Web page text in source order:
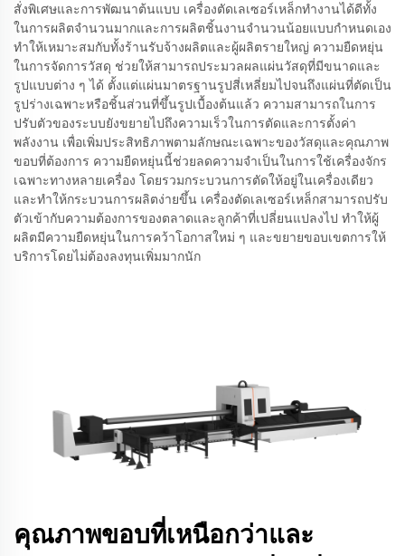
สั่งพิเศษและการพัฒนาต้นแบบ เครื่องตัดเลเซอร์เหล็กทำงานได้ดีทั้ง
ในการผลิตจำนวนมากและการผลิตชิ้นงานจำนวนน้อยแบบกำหนดเอง
ทำให้เหมาะสมกับทั้งร้านรับจ้างผลิตและผู้ผลิตรายใหญ่ ความยืดหยุ่น
ในการจัดการวัสดุ ช่วยให้สามารถประมวลผลแผ่นวัสดุที่มีขนาดและ
รูปแบบต่าง ๆ ได้ ตั้งแต่แผ่นมาตรฐานรูปสี่เหลี่ยมไปจนถึงแผ่นที่ตัดเป็น
รูปร่างเฉพาะหรือชิ้นส่วนที่ขึ้นรูปเบื้องต้นแล้ว ความสามารถในการ
ปรับตัวของระบบยังขยายไปถึงความเร็วในการตัดและการตั้งค่า
พลังงาน เพื่อเพิ่มประสิทธิภาพตามลักษณะเฉพาะของวัสดุและคุณภาพ
ขอบที่ต้องการ ความยืดหยุ่นนี้ช่วยลดความจำเป็นในการใช้เครื่องจักร
เฉพาะทางหลายเครื่อง โดยรวมกระบวนการตัดให้อยู่ในเครื่องเดียว
และทำให้กระบวนการผลิตง่ายขึ้น เครื่องตัดเลเซอร์เหล็กสามารถปรับ
ตัวเข้ากับความต้องการของตลาดและลูกค้าที่เปลี่ยนแปลงไป ทำให้ผู้
ผลิตมีความยืดหยุ่นในการคว้าโอกาสใหม่ ๆ และขยายขอบเขตการให้
บริการโดยไม่ต้องลงทุนเพิ่มมากนัก
คุณภาพขอบที่เหนือกว่าและ